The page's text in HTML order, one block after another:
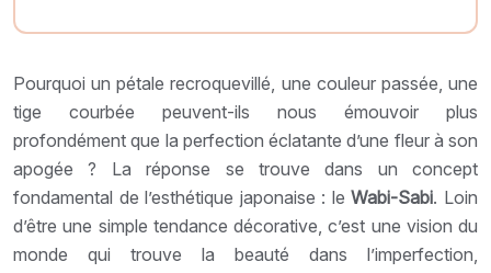
Pourquoi un pétale recroquevillé, une couleur passée, une
tige courbée peuvent-ils nous émouvoir plus
profondément que la perfection éclatante d’une fleur à son
apogée ? La réponse se trouve dans un concept
fondamental de l’esthétique japonaise : leWabi-Sabi. Loin
d’être une simple tendance décorative, c’est une vision du
monde qui trouve la beauté dans l’imperfection,